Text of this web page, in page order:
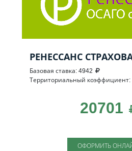
РЕНЕССАНС
Базовая ставка: 4942
Территориальный коэффициент:
20701
ОФОРМИТЬ